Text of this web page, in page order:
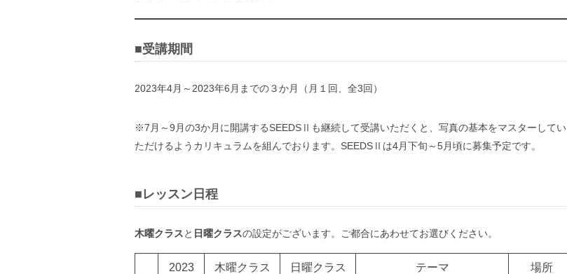
■受講期間
2023年4月～2023年6月までの３か月（月１回、全3回）
※7月～9月の3か月に開講するSEEDSⅡも継続して受講いただくと、写真の基本をマスターしてい
ただけるようカリキュラムを組んでおります。SEEDSⅡは4月下旬～5月頃に募集予定です。
■レッスン日程
木曜クラスと 日曜クラスの設定がございます。ご都合にあわせてお選びください。
2023
木曜クラス
日曜クラス
テーマ 場所